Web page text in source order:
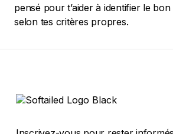
pensé pour t’aider à identifier le
selon tes critères propres.